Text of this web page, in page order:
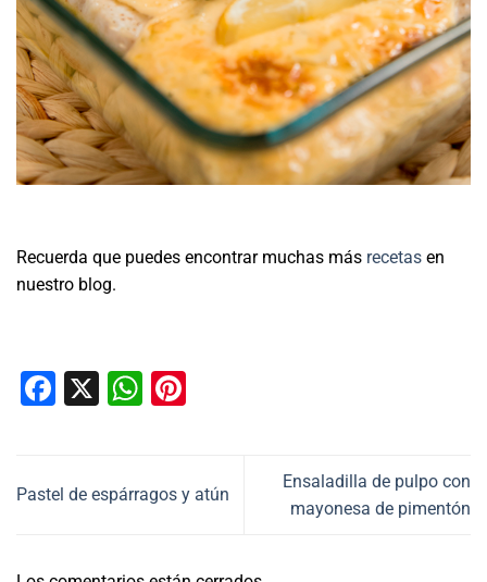
Recuerda que puedes encontrar muchas más recetas en
nuestro blog.
Facebook
X WhatsApp
Pastel de espárragos y atún
Ensaladilla de pulpo con
mayonesa de pimentón